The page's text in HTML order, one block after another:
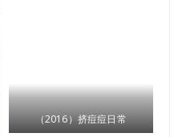
（2016）挤痘痘日常